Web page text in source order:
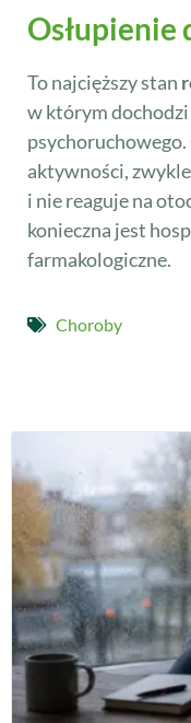
Osłupienie
To najcięższy stan
w którym
aktywności,
i nie reaguje na
konieczna jest
farmakologiczne.
Choroby